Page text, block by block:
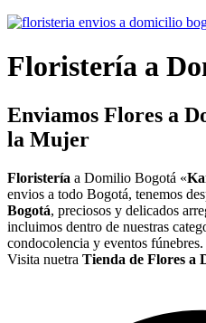
Floristería a
Enviamos Flores a
la Mujer
Floristería a Domilio Bogotá «
envios a todo Bogotá, tenemos
Bogotá, preciosos y delicados
incluimos dentro de nuestras
condocolencia y eventos
Visita nuetra Tienda de Flores a